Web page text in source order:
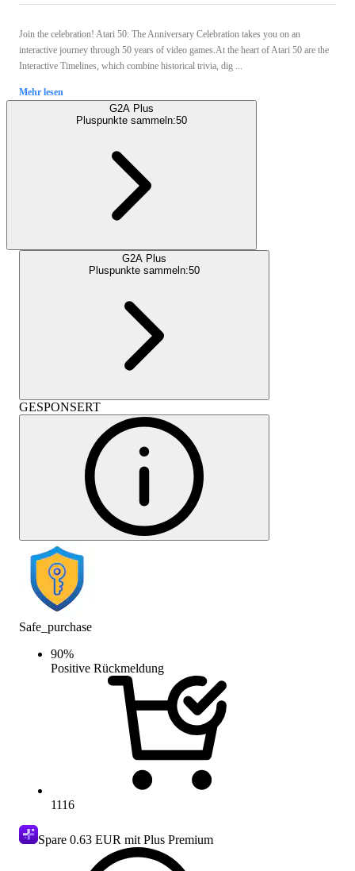
Join the celebration! Atari 50: The Anniversary Celebration takes you on an
interactive journey through 50 years of video games.At the heart of Atari 50 are the
Interactive Timelines, which combine historical trivia, dig ...
Mehr lesen
G2A Plus
Pluspunkte sammeln:50
G2A Plus
Pluspunkte sammeln:50
GESPONSERT
Safe_purchase
90%
Positive Rückmeldung
1116
Spare 0.63 EUR mit Plus Premium